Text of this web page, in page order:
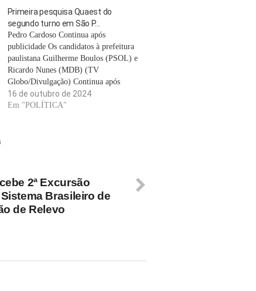
Primeira pesquisa Quaest do
segundo turno em São P…
Pedro Cardoso Continua após
publicidade Os candidatos à prefeitura
paulistana Guilherme Boulos (PSOL) e
Ricardo Nunes (MDB) (TV
Globo/Divulgação) Continua após
publicidade A primeira pesquisa Quaest
do segundo turno das eleições para a
16 de outubro de 2024
Em "POLÍTICA"
2ª Excursão
Brasileiro de
de Relevo